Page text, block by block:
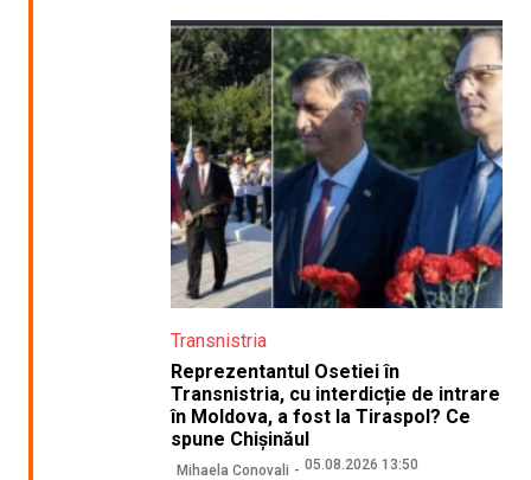
Transnistria
Reprezentantul Osetiei în
Transnistria, cu interdicție de intrare
în Moldova, a fost la Tiraspol? Ce
spune Chișinăul
Mihaela Conovali 05.08.2026 13:50